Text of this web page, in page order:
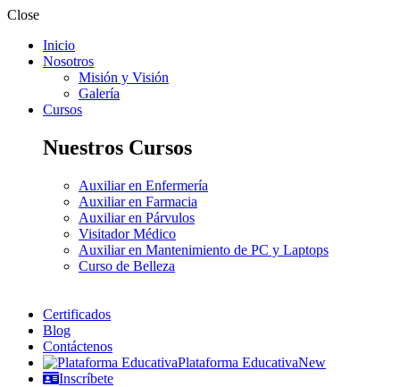
Close
Inicio
Nosotros
Misión y Visión
Galería
Cursos
Nuestros Cursos
Auxiliar en Enfermería
Auxiliar en Farmacia
Auxiliar en Párvulos
Visitador Médico
Auxiliar en Mantenimiento de PC y Laptops
Curso de Belleza
Certificados
Blog
Contáctenos
Plataforma EducativaNew
Inscríbete